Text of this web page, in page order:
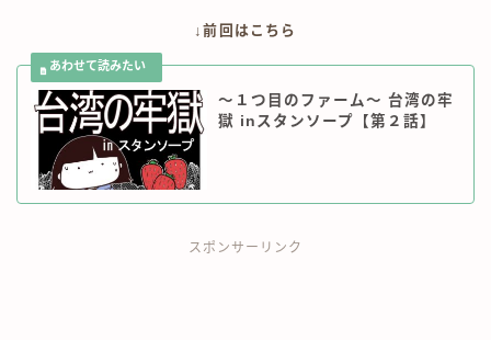
ワーホリ情報
英語勉強法
ノマド＆旅情報
↓前回はこちら
～１つ目のファーム～ 台湾の牢
獄 inスタンソープ【第２話】
スポンサーリンク